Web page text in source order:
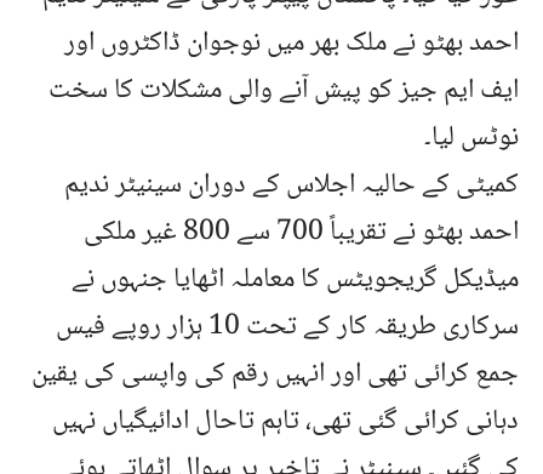
احمد بھٹو نے ملک بھر میں نوجوان ڈاکٹروں اور
ایف ایم جیز کو پیش آنے والی مشکلات کا سخت
نوٹس لیا۔
کمیٹی کے حالیہ اجلاس کے دوران سینیٹر ندیم
احمد بھٹو نے تقریباً 700 سے 800 غیر ملکی
میڈیکل گریجویٹس کا معاملہ اٹھایا جنہوں نے
سرکاری طریقہ کار کے تحت 10 ہزار روپے فیس
جمع کرائی تھی اور انہیں رقم کی واپسی کی یقین
دہانی کرائی گئی تھی، تاہم تاحال ادائیگیاں نہیں